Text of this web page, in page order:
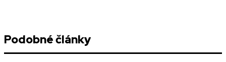
Podobné články